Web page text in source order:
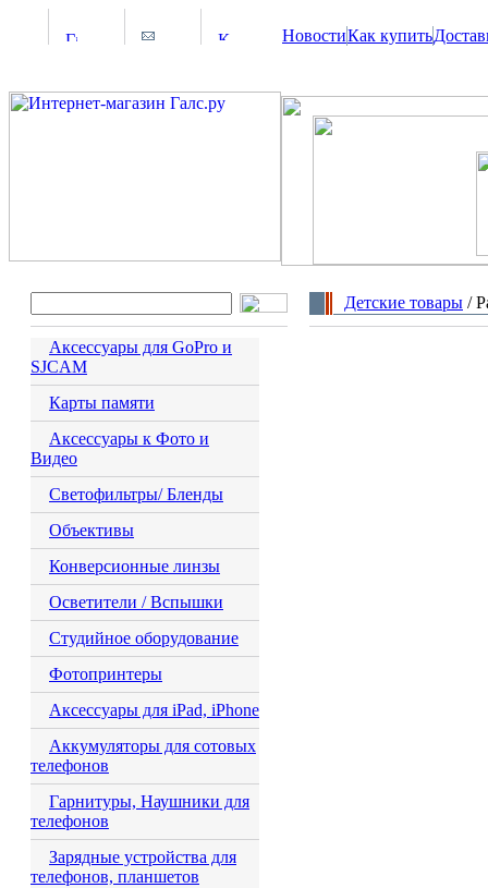
НовостиКак купить
Детские товары /
Аксессуары для GoPro и
SJCAM
Карты памяти
Аксессуары к Фото и
Видео
Светофильтры/ Бленды
Объективы
Конверсионные линзы
Осветители / Вспышки
Студийное оборудование
Фотопринтеры
Аксессуары для iPad, iPhone
Аккумуляторы для сотовых
телефонов
Гарнитуры, Наушники для
телефонов
Зарядные устройства для
телефонов, планшетов